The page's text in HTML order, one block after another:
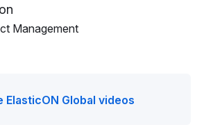
Management
ElasticON Global videos